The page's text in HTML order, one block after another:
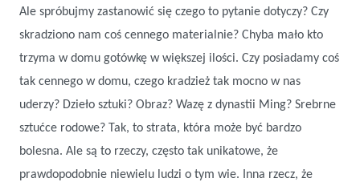
Ale spróbujmy zastanowić się czego to pytanie dotyczy? Czy
skradziono nam coś cennego materialnie? Chyba mało kto
trzyma w domu gotówkę w większej ilości. Czy posiadamy coś
tak cennego w domu, czego kradzież tak mocno w nas
uderzy? Dzieło sztuki? Obraz? Wazę z dynastii Ming? Srebrne
sztućce rodowe? Tak, to strata, która może być bardzo
bolesna. Ale są to rzeczy, często tak unikatowe, że
prawdopodobnie niewielu ludzi o tym wie. Inna rzecz, że